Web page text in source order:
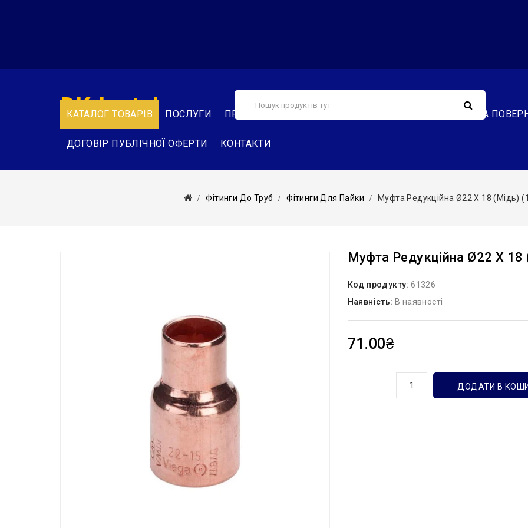
КАТАЛОГ ТОВАРІВ ПОСЛУГИ ПРО НАС ОБМІН ТА
ДОГОВІР ПУБЛІЧНОЇ ОФЕРТИ КОНТАКТИ
DK-Instal
Фітинги До Труб Фітинги Для Пайки Муфта Редукційна Ø22 Х 18 (мідь)
Муфта Редукційна Ø22 Х
Код продукту:61326
Наявність: В наявності
71.00₴
ДОДАТИ В